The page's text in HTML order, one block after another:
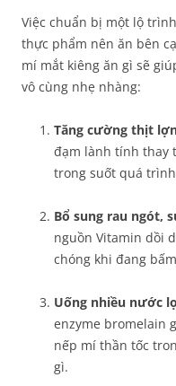
Việc chuẩn bị một lộ
thực phẩm nên ăn bên
mí mắt kiêng ăn gì sẽ
vô cùng nhẹ nhàng:
Tăng cường thịt
đạm lành tính thay
trong suốt quá
Bổ sung rau ngót,
nguồn Vitamin dồi
chóng khi đang
Uống nhiều nước
enzyme bromelain
nếp mí thần tốc
gì.